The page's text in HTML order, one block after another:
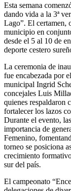
Esta semana
dando vida a la 3ª
Lago”. El certamen,
municipio en
desde el 5 al 10 de
deporte cestero
La ceremonia de
fue encabezada por
municipal Ingrid
concejales Luis
quienes respaldaron
fortalecer los lazos
Durante el evento,
importancia de
Femenino,
torneo se posiciona
crecimiento
sur del país.
El campeonato